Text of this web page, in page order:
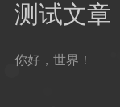
测试文章
你好，世界！